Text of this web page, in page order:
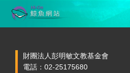
財團法人彭明敏文教基金會
電話：02-25175680